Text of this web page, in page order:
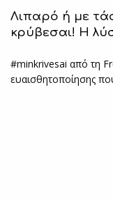
Λιπαρό ή με
κρύβεσαι! Η
#minkrivesai από τη
ευαισθητοποίησης